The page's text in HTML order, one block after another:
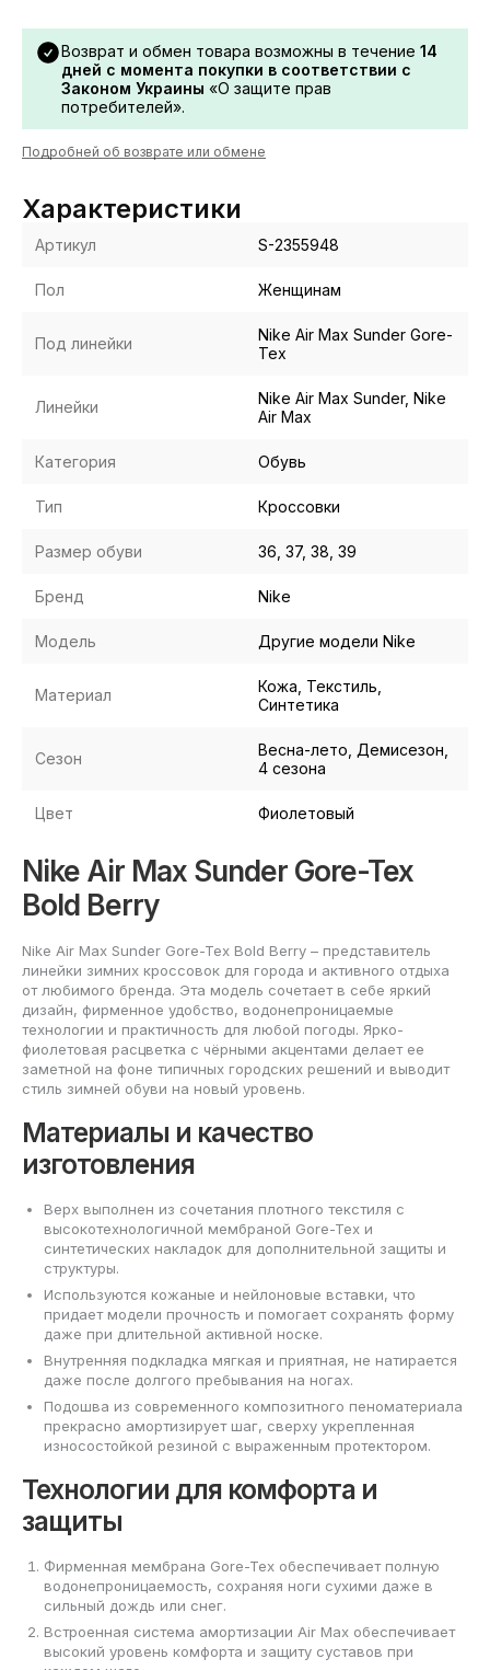
Возврат и обмен товара возможны в течение 14
дней с момента покупки в соответствии с
Законом Украины «О защите прав
потребителей».
Подробней об возврате или обмене
Характеристики
Артикул S-2355948
Пол Женщинам
Под линейки
Nike Air Max Sunder Gore-
Tex
Линейки
Nike Air Max Sunder, Nike
Air Max
Категория Обувь
Тип Кроссовки
Размер обуви 36, 37, 38, 39
Бренд Nike
Модель Другие модели Nike
Материал
Кожа, Текстиль,
Синтетика
Сезон
Весна-лето, Демисезон,
4 сезона
Цвет Фиолетовый
Nike Air Max Sunder Gore-Tex
Bold Berry
Nike Air Max Sunder Gore-Tex Bold Berry – представитель
линейки зимних кроссовок для города и активного отдыха
от любимого бренда. Эта модель сочетает в себе яркий
дизайн, фирменное удобство, водонепроницаемые
технологии и практичность для любой погоды. Ярко-
фиолетовая расцветка с чёрными акцентами делает ее
заметной на фоне типичных городских решений и выводит
стиль зимней обуви на новый уровень.
Материалы и качество
изготовления
Верх выполнен из сочетания плотного текстиля с
высокотехнологичной мембраной Gore-Tex и
синтетических накладок для дополнительной защиты и
структуры.
Используются кожаные и нейлоновые вставки, что
придает модели прочность и помогает сохранять форму
даже при длительной активной носке.
Внутренняя подкладка мягкая и приятная, не натирается
даже после долгого пребывания на ногах.
Подошва из современного композитного пеноматериала
прекрасно амортизирует шаг, сверху укрепленная
износостойкой резиной с выраженным протектором.
Технологии для комфорта и
защиты
Фирменная мембрана Gore-Tex обеспечивает полную
водонепроницаемость, сохраняя ноги сухими даже в
сильный дождь или снег.
Встроенная система амортизации Air Max обеспечивает
высокий уровень комфорта и защиту суставов при